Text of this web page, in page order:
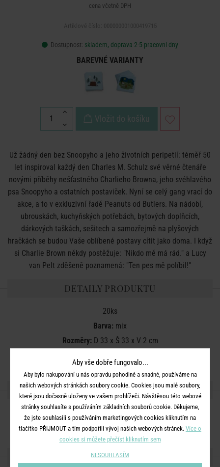
cena včetně DPH
Dostupnost: skladem, doprava 2-5 pracovní dny
BAREVNÉ VARIANTY
Vložit do košíku
Už žádný den bez Snoopyho a jeho životních peripetií: téměř 50
let inspiroval každý den Charles M. Schulz své věrné čtenáře
novými příběhy nešťastného Charlieho Browna, jeho svéhlavého
psa Snoopyho a ostatních postaviček. Nyní se celý gang vrací do
akce, a to v exkluzivní řadě Peanuts od Butlers. Na nádobí,
ubrouskách, kuchyňských potřebách, bytových doplňcích,
dárkových taškách, sešitech a samozřejmě na plyšových
hračkách se budou Vaše oblíbené postavy cítit jako doma. I když
si Charlie Brown někdy postěžuje: "Nikdo mě má rád." a Lucy
van Pelt zděšeně poznamená: "Ten pes mě políbil!"
DETAILY PRODUKTU
20ks
Barva: mix
Rozměry:D 33 x Š 33 x V 2 cm
SDÍLEJTE S PŘÁTELI
DALŠÍ PRODUKTY ZE SÉRIE
Aby vše dobře fungovalo...
Aby bylo nakupování u nás opravdu pohodlné a snadné, používáme na
našich webových stránkách soubory cookie. Cookies jsou malé soubory,
které jsou dočasně uloženy ve vašem prohlížeči. Návštěvou této webové
stránky souhlasíte s používáním základních souborů cookie. Děkujeme,
že jste souhlasili s používáním marketingových cookies kliknutím na
tlačítko PŘIJMOUT a tím podpořili vývoj našich webových stránek. Více o
cookies si můžete přečíst kliknutím sem
NESOUHLASÍM